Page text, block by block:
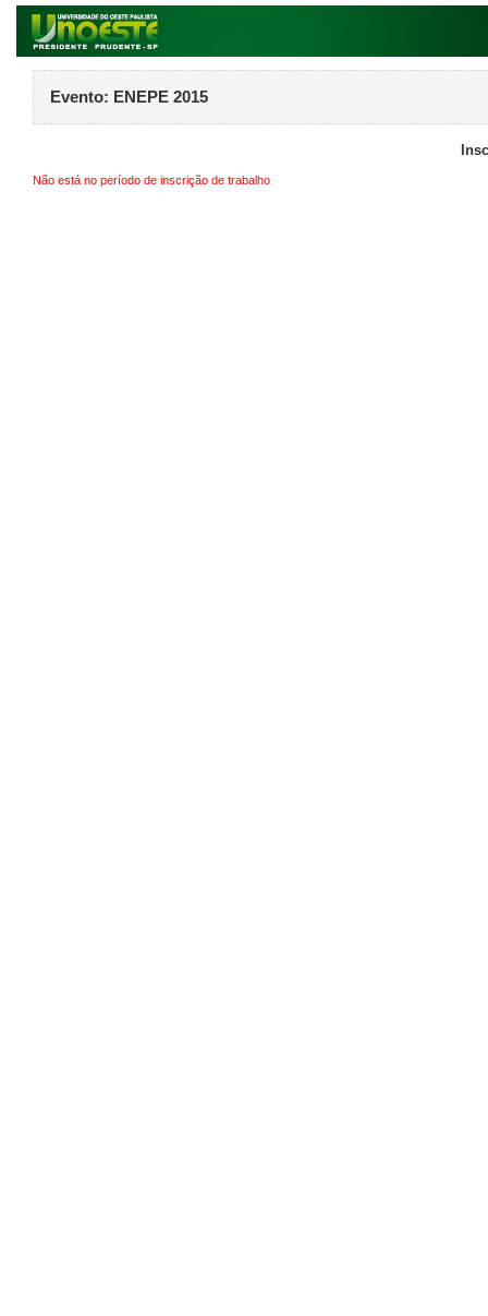
Evento: ENEPE 2015
Não está no período de inscrição de trabalho